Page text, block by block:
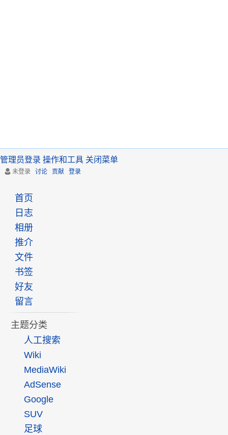
管理员登录 操作和工具 关闭菜单
未登录 讨论 贡献 登录
首页
日志
相册
推介
文件
书签
好友
留言
主题分类
人工搜索
Wiki
MediaWiki
AdSense
Google
SUV
足球